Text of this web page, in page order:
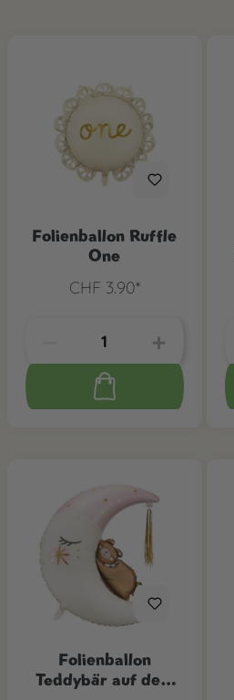
Folienballon Ruffle
One
CHF 3.90*
Folienballon
Teddybär auf dem